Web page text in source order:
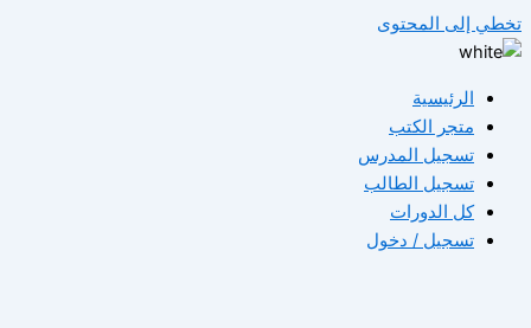
إلى المحتوى
الرئيسية
متجر الكتب
تسجيل المدرس
تسجيل الطالب
كل الدورات
تسجيل / دخول